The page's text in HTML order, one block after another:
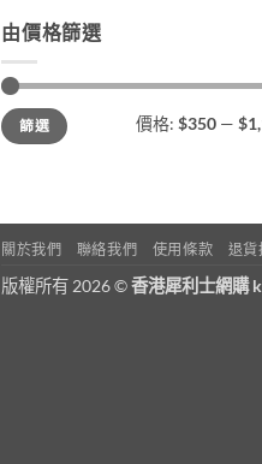
由價格篩選
最
低
價
最
高
價
篩選 價格: $350 —
關於我們 聯絡我們 使用條款 退貨
版權所有 2026 ©香港犀利士網購